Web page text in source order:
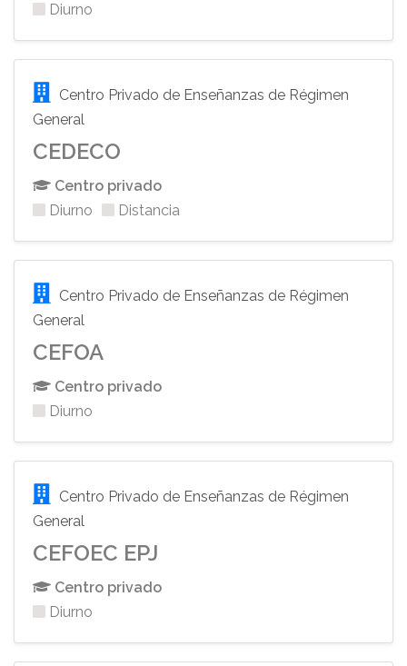
Diurno
Centro Privado de Enseñanzas de Régimen
General
CEDECO
Centro privado
Diurno
Distancia
Centro Privado de Enseñanzas de Régimen
General
CEFOA
Centro privado
Diurno
Centro Privado de Enseñanzas de Régimen
General
CEFOEC EPJ
Centro privado
Diurno